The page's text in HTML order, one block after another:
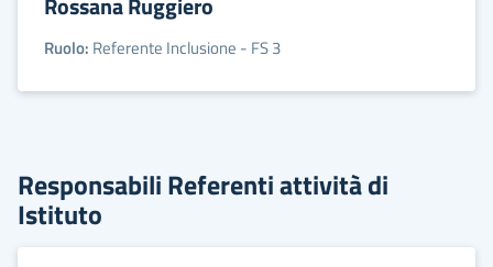
Ruolo: Referente Inclusione - FS 3
Responsabili Referenti attività di
Istituto